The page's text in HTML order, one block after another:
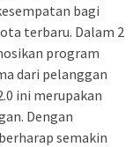
bagi
terbaru. Dalam 2
program
dari pelanggan
ini merupakan
Dengan
semakin